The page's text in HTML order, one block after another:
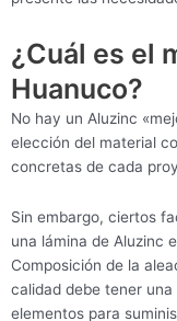
¿Cuál es el
Huanuco?
No hay un Aluzinc
elección del material
concretas de cada
Sin embargo, ciertos
una lámina de Aluzinc
Composición de la
calidad debe tener
elementos para